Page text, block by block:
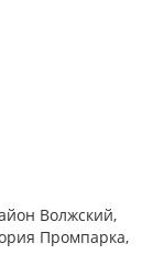
Волжский,
Промпарка,